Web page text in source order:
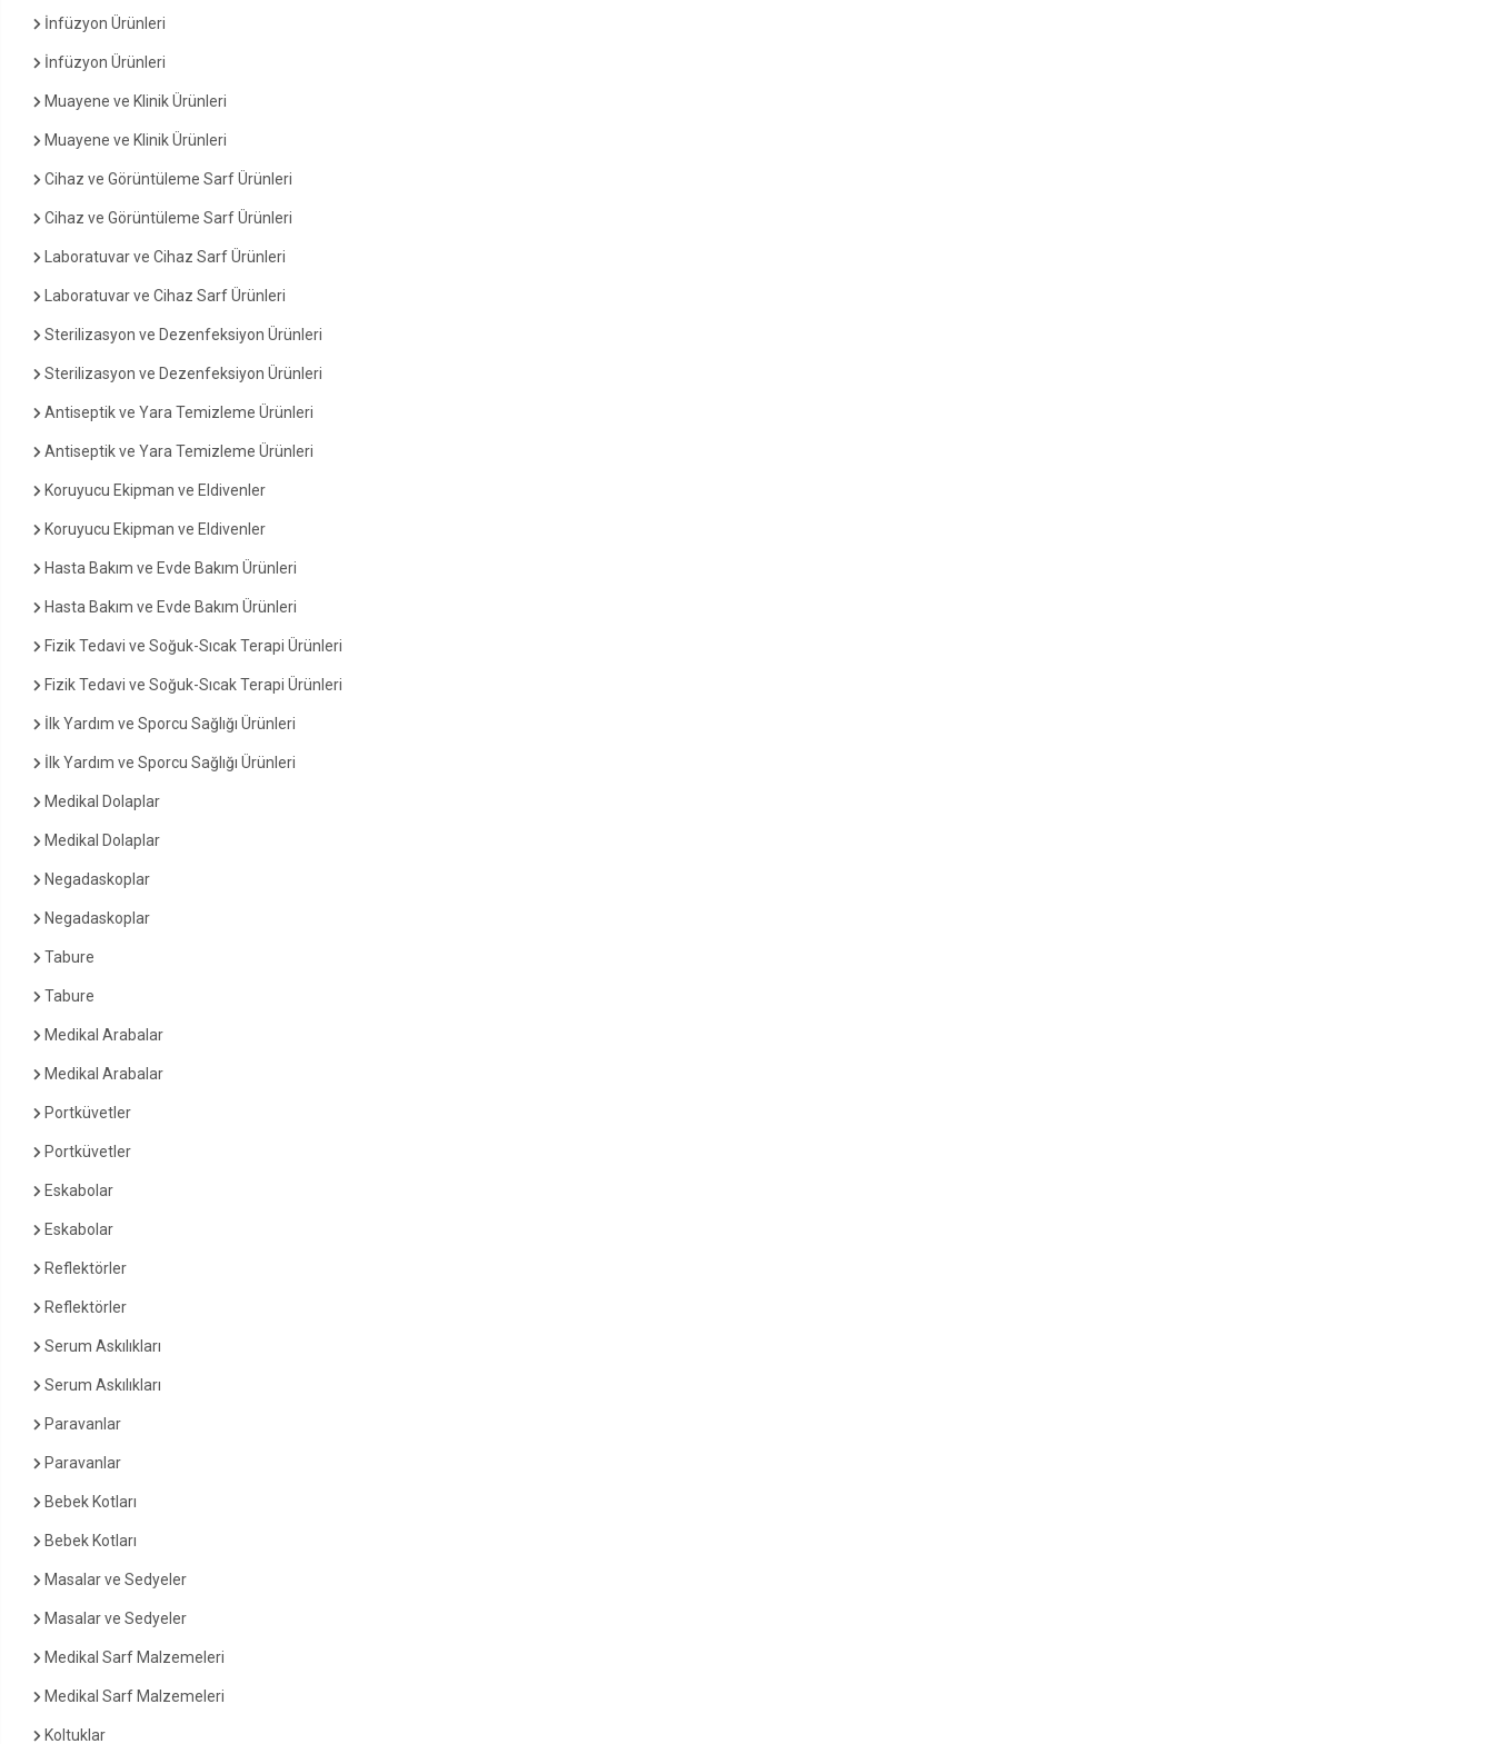
İnfüzyon Ürünleri
İnfüzyon Ürünleri
Muayene ve Klinik Ürünleri
Muayene ve Klinik Ürünleri
Cihaz ve Görüntüleme Sarf Ürünleri
Cihaz ve Görüntüleme Sarf Ürünleri
Laboratuvar ve Cihaz Sarf Ürünleri
Laboratuvar ve Cihaz Sarf Ürünleri
Sterilizasyon ve Dezenfeksiyon Ürünleri
Sterilizasyon ve Dezenfeksiyon Ürünleri
Antiseptik ve Yara Temizleme Ürünleri
Antiseptik ve Yara Temizleme Ürünleri
Koruyucu Ekipman ve Eldivenler
Koruyucu Ekipman ve Eldivenler
Hasta Bakım ve Evde Bakım Ürünleri
Hasta Bakım ve Evde Bakım Ürünleri
Fizik Tedavi ve Soğuk-Sıcak Terapi Ürünleri
Fizik Tedavi ve Soğuk-Sıcak Terapi Ürünleri
İlk Yardım ve Sporcu Sağlığı Ürünleri
İlk Yardım ve Sporcu Sağlığı Ürünleri
Medikal Dolaplar
Medikal Dolaplar
Negadaskoplar
Negadaskoplar
Tabure
Tabure
Medikal Arabalar
Medikal Arabalar
Portküvetler
Portküvetler
Eskabolar
Eskabolar
Reflektörler
Reflektörler
Serum Askılıkları
Serum Askılıkları
Paravanlar
Paravanlar
Bebek Kotları
Bebek Kotları
Masalar ve Sedyeler
Masalar ve Sedyeler
Medikal Sarf Malzemeleri
Medikal Sarf Malzemeleri
Koltuklar